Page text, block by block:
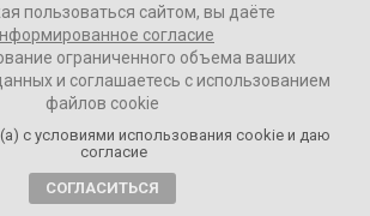
пользоваться сайтом, вы даёте
согласие
ограниченного объема ваших
и соглашаетесь с использованием
файлов cookie
с условиями использования cookie и даю
согласие
СОГЛАСИТЬСЯ